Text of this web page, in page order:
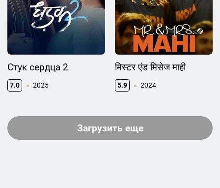
Стук сердца 2
7.0 2025
मिस्टर एंड मिसेज माही
5.9 2024
Загрузить еще